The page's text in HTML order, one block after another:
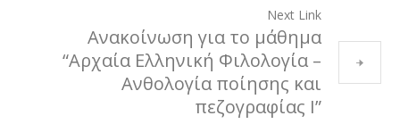
Next Link
Ανακοίνωση για το μάθημα
“Αρχαία Ελληνική Φιλολογία –
Ανθολογία ποίησης και
πεζογραφίας Ι”